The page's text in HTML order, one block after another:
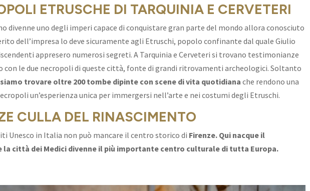
ETRUSCHE DI TARQUINIA E CERVETERI
divenne uno degli imperi capace di conquistare gran parte del mondo allora conosciuto
dell’impresa lo deve sicuramente agli Etruschi, popolo confinante dal quale Giulio
appresero numerosi segreti. A Tarquinia e Cerveteri si trovano testimonianze
con le due necropoli di queste città, fonte di grandi ritrovamenti archeologici. Soltanto
trovare oltre 200 tombe dipinte con scene di vita quotidiana che rendono una
un’esperienza unica per immergersi nell’arte e nei costumi degli Etruschi.
CULLA DEL RINASCIMENTO
Unesco in Italia non può mancare il centro storico di Firenze. Qui nacque il
la città dei Medici divenne il più importante centro culturale di tutta Europa.